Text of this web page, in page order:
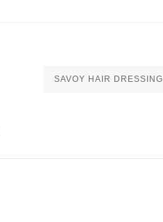
SAVOY HAIR DRESSING